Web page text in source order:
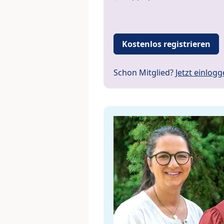
Kostenlos registrieren
Schon Mitglied? Jetzt